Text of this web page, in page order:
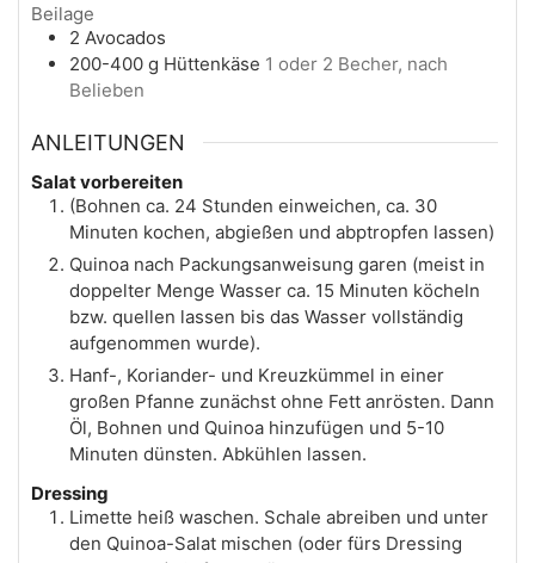
Beilage
2 Avocados
200-400 g Hüttenkäse 1 oder 2 Becher, nach
Belieben
ANLEITUNGEN
Salat vorbereiten
(Bohnen ca. 24 Stunden einweichen, ca. 30
Minuten kochen, abgießen und abptropfen lassen)
Quinoa nach Packungsanweisung garen (meist in
doppelter Menge Wasser ca. 15 Minuten köcheln
bzw. quellen lassen bis das Wasser vollständig
aufgenommen wurde).
Hanf-, Koriander- und Kreuzkümmel in einer
großen Pfanne zunächst ohne Fett anrösten. Dann
Öl, Bohnen und Quinoa hinzufügen und 5-10
Minuten dünsten. Abkühlen lassen.
Dressing
Limette heiß waschen. Schale abreiben und unter
den Quinoa-Salat mischen (oder fürs Dressing